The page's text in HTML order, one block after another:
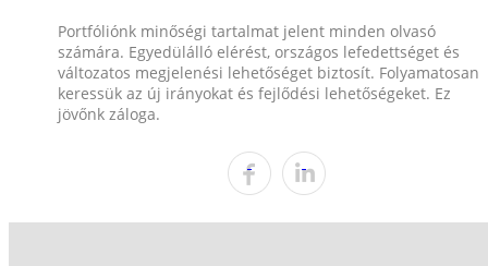
Portfóliónk minőségi tartalmat jelent minden olvasó
számára. Egyedülálló elérést, országos lefedettséget és
változatos megjelenési lehetőséget biztosít. Folyamatosan
keressük az új irányokat és fejlődési lehetőségeket. Ez
jövőnk záloga.